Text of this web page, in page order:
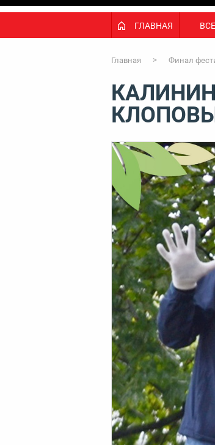
ГЛАВНАЯ
Главная Финал